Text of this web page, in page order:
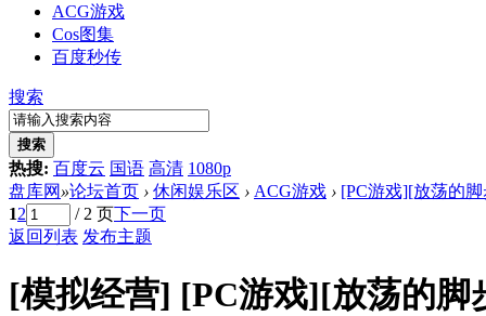
ACG游戏
Cos图集
百度秒传
搜索
搜索
热搜: 百度云 国语 高清 1080p
盘库网 »论坛首页 › 休闲娱乐区 › ACG游戏 › [PC游戏][放荡的脚
12 / 2 页下一页
返回列表 发布主题
[模拟经营] [PC游戏][放荡的脚